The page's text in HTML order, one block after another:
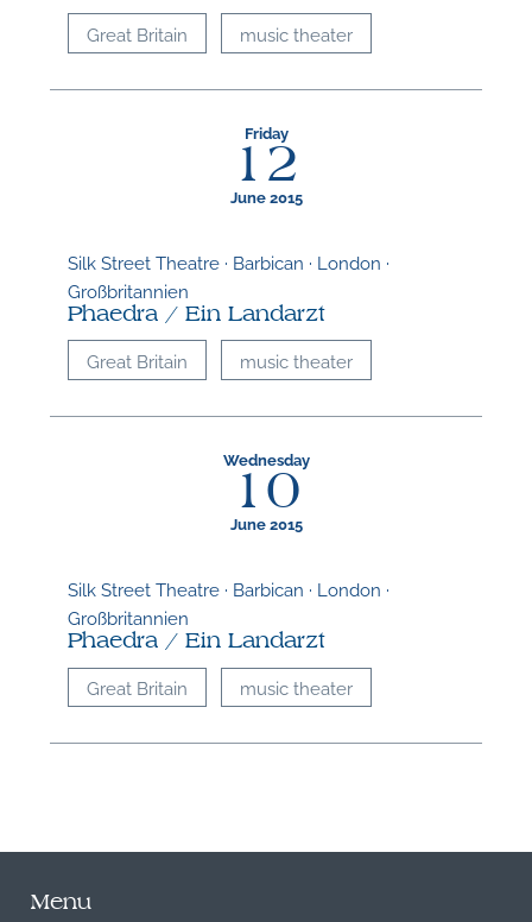
Great Britain music theater
Friday
12
June 2015
Silk Street Theatre · Barbican · London ·
Großbritannien
Phaedra / Ein Landarzt
Great Britain music theater
Wednesday
10
June 2015
Silk Street Theatre · Barbican · London ·
Großbritannien
Phaedra / Ein Landarzt
Great Britain music theater
Menu